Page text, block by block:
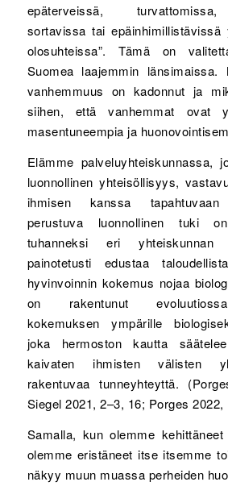
epäterveissä,
sortavissa tai epäinhimillistävissä
olosuhteissa”. Tämä on
Suomea laajemmin länsimaissa.
vanhemmuus on kadonnut ja
siihen, että vanhemmat ovat
masentuneempia ja
Elämme palveluyhteiskunnassa,
luonnollinen yhteisöllisyys,
ihmisen kanssa tapahtuvaan
perustuva luonnollinen tuki
tuhanneksi eri yhteiskunnan
painotetusti edustaa
hyvinvoinnin kokemus nojaa
on rakentunut
kokemuksen ympärille
joka hermoston kautta
kaivaten ihmisten välisten
rakentuvaa tunneyhteyttä.
Siegel 2021, 2–3, 16; Porges 2022,
Samalla, kun olemme kehittäneet
olemme eristäneet itse itsemme
näkyy muun muassa perheiden